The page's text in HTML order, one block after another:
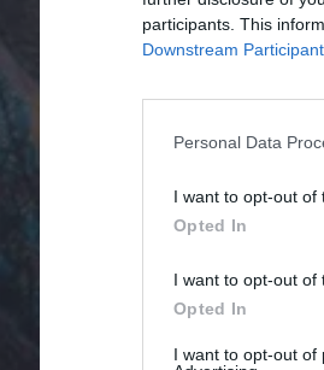
participants. This
Downstream
Personal Data
I want to opt-out of
Opted In
I want to opt-out of
Opted In
I want to opt-out of